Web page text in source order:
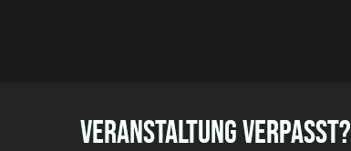
VERANSTALTUNG VERPASST?